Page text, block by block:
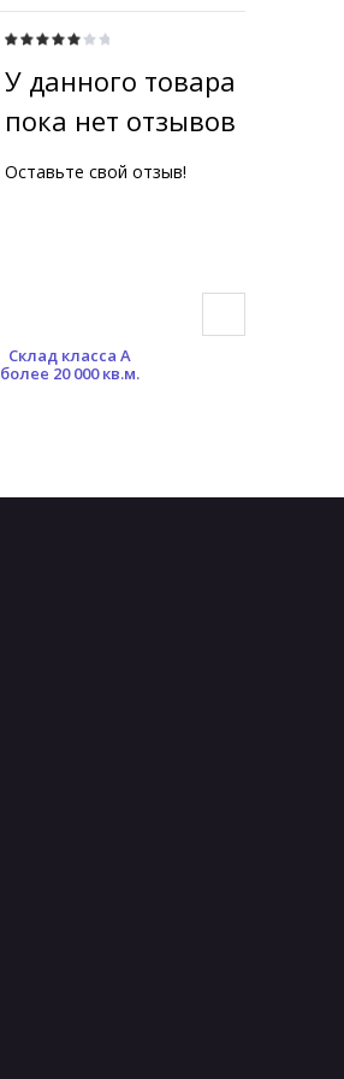
У данного товара
пока нет отзывов
Оставьте свой отзыв!
Склад класса А
более 20 000 кв.м.